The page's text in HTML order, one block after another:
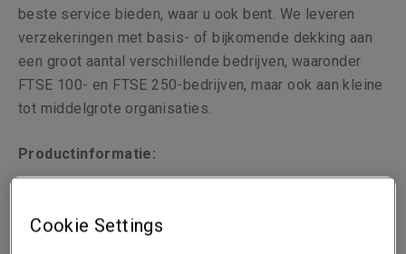
beste service bieden, waar u ook bent. We leveren
verzekeringen met basis- of bijkomende dekking aan
een groot aantal verschillende bedrijven, waaronder
FTSE 100- en FTSE 250-bedrijven, maar ook aan kleine
tot middelgrote organisaties.
Productinformatie:
de volgende opties:
Cookie Settings